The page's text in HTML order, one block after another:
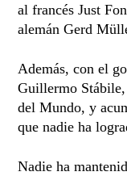
al francés Just
alemán Gerd
Además, con el
Guillermo
del Mundo, y
que nadie ha
Nadie ha